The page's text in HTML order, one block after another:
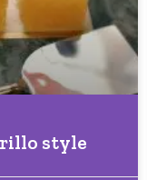
style